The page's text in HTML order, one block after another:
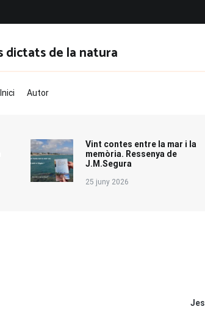
dictats de la natura
Inici Autor
Vint contes entre la mar i la
memòria. Ressenya de
J.M.Segura
25 juny 2026